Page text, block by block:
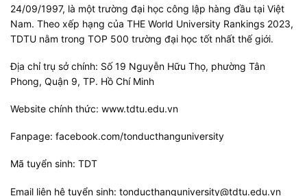
24/09/1997, là một trường đại học công lập hàng đầu tại Việt
Nam. Theo xếp hạng của THE World University Rankings 2023,
TDTU nằm trong TOP 500 trường đại học tốt nhất thế giới.
Địa chỉ trụ sở chính: Số 19 Nguyễn Hữu Thọ, phường Tân
Phong, Quận 9, TP. Hồ Chí Minh
Website chính thức: www.tdtu.edu.vn
Fanpage: facebook.com/tonducthanguniversity
Mã tuyển sinh: TDT
Email liên hệ tuyển sinh: tonducthanguniversity@tdtu.edu.vn